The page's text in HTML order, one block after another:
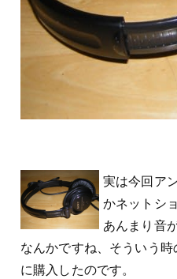
実は今回ア
かネットシ
あんまり音
なんかですね、そういう
に購入したのです。